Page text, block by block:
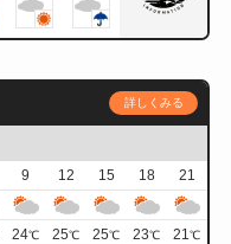
詳しくみる
9 12 15 18
21
24℃ 25℃ 25℃ 23℃ 21℃